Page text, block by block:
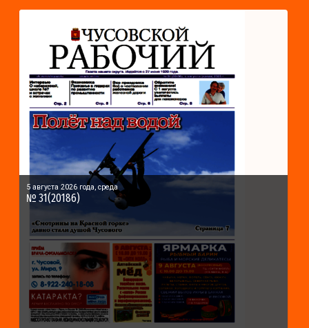
5 августа 2026 года, среда
№ 31(20186)